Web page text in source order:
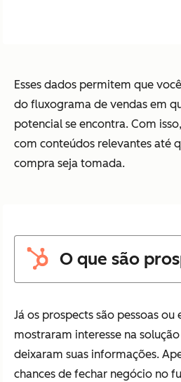
Esses dados permitem que
do fluxograma de vendas em
potencial se encontra. Com
com conteúdos relevantes até
compra seja tomada.
O que são
Já os prospects são pessoas ou
mostraram interesse na
deixaram suas informações.
chances de fechar negócio no